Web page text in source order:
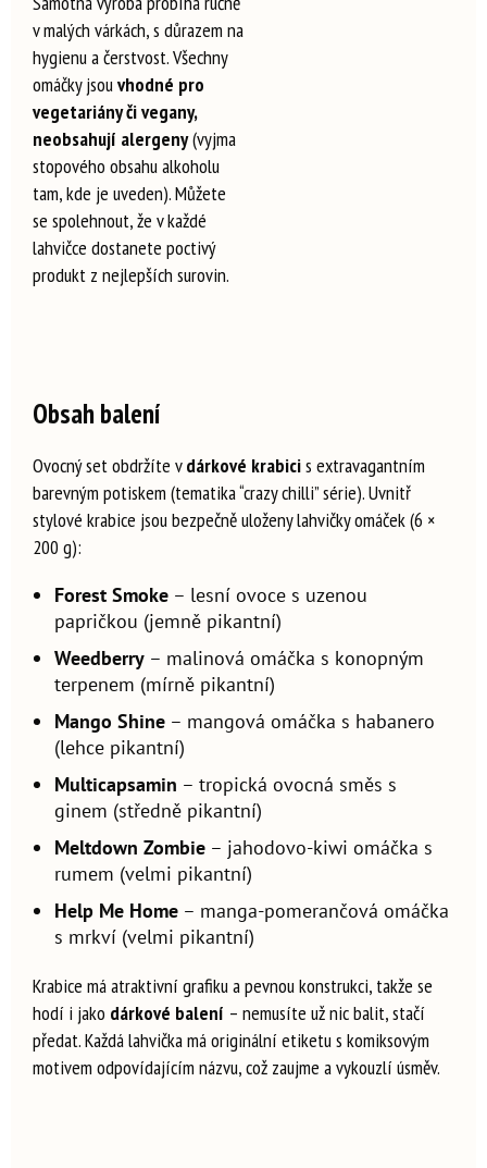
v malých várkách, s důrazem na
hygienu a čerstvost. Všechny
omáčky jsouvhodné pro
vegetariány či vegany,
neobsahují alergeny(vyjma
stopového obsahu alkoholu
tam, kde je uveden). Můžete
se spolehnout, že v každé
lahvičce dostanete poctivý
produkt z nejlepších surovin.
Obsah balení
Ovocný set obdržíte vdárkové krabicis extravagantním
barevným potiskem (tematika “crazy chilli” série). Uvnitř
stylové krabice jsou bezpečně uloženy lahvičky omáček (6 ×
200 g):
Forest Smoke – lesní ovoce s uzenou
papričkou (jemně pikantní)
Weedberry – malinová omáčka s konopným
terpenem (mírně pikantní)
Mango Shine – mangová omáčka s habanero
(lehce pikantní)
Multicapsamin – tropická ovocná směs s
ginem (středně pikantní)
Meltdown Zombie – jahodovo-kiwi omáčka s
rumem (velmi pikantní)
Help Me Home – manga-pomerančová omáčka
s mrkví (velmi pikantní)
Krabice má atraktivní grafiku a pevnou konstrukci, takže se
hodí i jako dárkové balení – nemusíte už nic balit, stačí
předat. Každá lahvička má originální etiketu s komiksovým
motivem odpovídajícím názvu, což zaujme a vykouzlí úsměv.